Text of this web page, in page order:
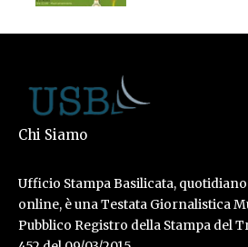
Chi Siamo
Ufficio Stampa Basilicata,
online, è una Testata Giornalistica
Pubblico Registro della Stampa del